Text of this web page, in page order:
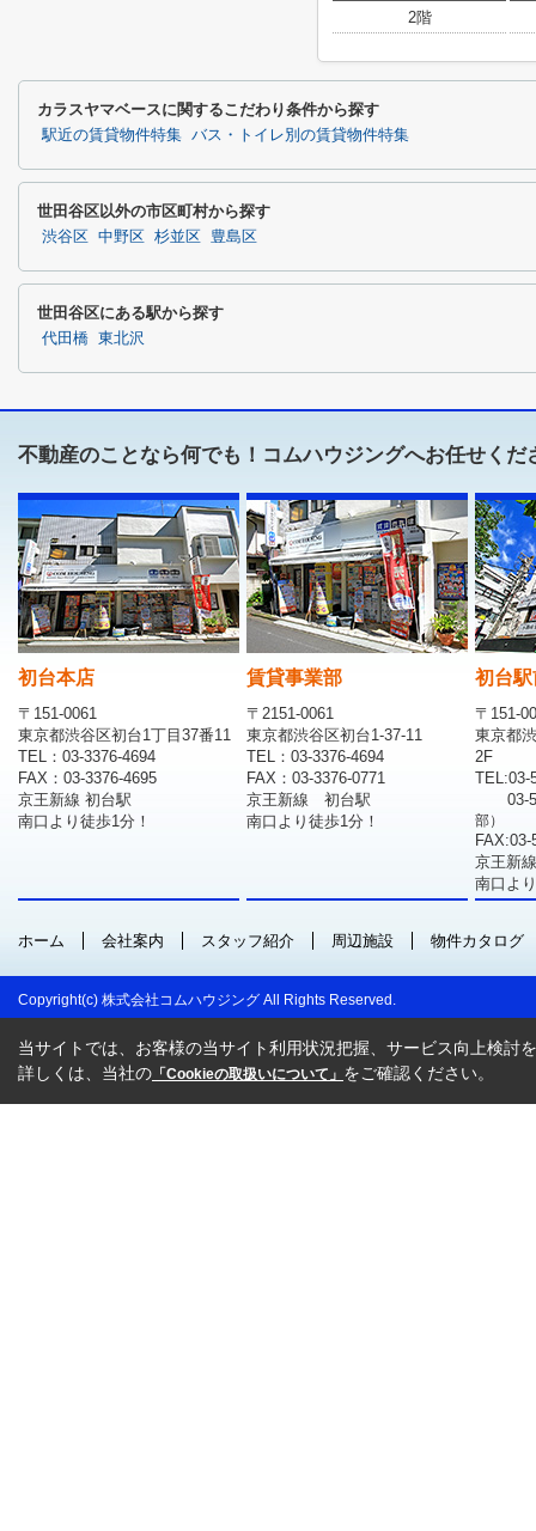
2階
カラスヤマベースに関するこだわり条件から探す
駅近の賃貸物件特集 バス・トイレ別の賃貸物件特集
世田谷区以外の市区町村から探す
渋谷区 中野区 杉並区 豊島区
世田谷区にある駅から探す
代田橋 東北沢
不動産のことなら何でも！コムハウジングへお任せくだ
初台本店
〒151-0061
東京都渋谷区初台1丁目37番11
TEL：03-3376-4694
FAX：03-3376-4695
京王新線 初台駅
南口より徒歩1分！
賃貸事業部
〒2151-0061
東京都渋谷区初台1-37-11
TEL：03-3376-4694
FAX：03-3376-0771
京王新線 初台駅
南口より徒歩1分！
初台
〒151-
東京都
2F
TEL:03-
03-
部）
FAX:03-
京王新
南口よ
ホーム 会社案内 スタッフ紹介 周辺施設 物件カタログ
Copyright(c) 株式会社コムハウジング All Rights Reserved.
当サイトでは、お客様の当サイト利用状況把握、サービス向上検討
詳しくは、当社の 「Cookieの取扱いについて」 をご確認ください。